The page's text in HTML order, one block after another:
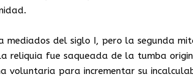
mediados del siglo I, pero la segunda
reliquia fue saqueada de la tumba
voluntaria para incrementar su